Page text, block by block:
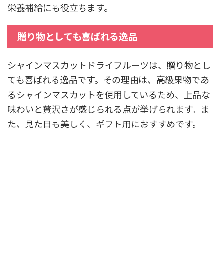
栄養補給にも役立ちます。
贈り物としても喜ばれる逸品
シャインマスカットドライフルーツは、贈り物とし
ても喜ばれる逸品です。その理由は、高級果物であ
るシャインマスカットを使用しているため、上品な
味わいと贅沢さが感じられる点が挙げられます。ま
た、見た目も美しく、ギフト用におすすめです。